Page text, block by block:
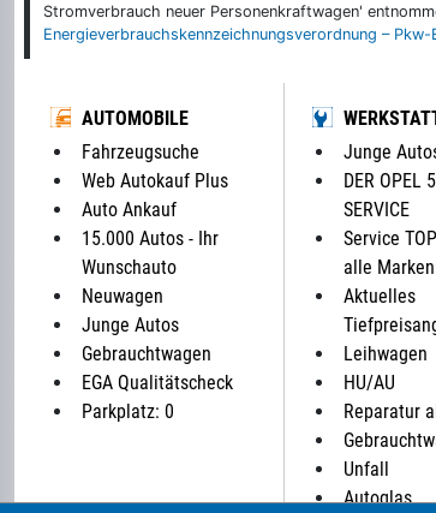
Stromverbrauch neuer Personenkraftwagen'
Energieverbrauchskennzeichnungsverordnung – Pkw-
AUTOMOBILE
Fahrzeugsuche
Web Autokauf Plus
Auto Ankauf
15.000 Autos - Ihr
Wunschauto
Neuwagen
Junge Autos
Gebrauchtwagen
EGA Qualitätscheck
Parkplatz: 0
Junge
DER OPEL
SERVICE
Service
alle Marken
Aktuelles
Leihwagen
HU/AU
Reparatur
Unfall
Autoglas